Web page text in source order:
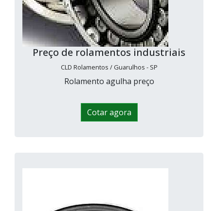
Preço de rolamentos industriais
CLD Rolamentos / Guarulhos - SP
Rolamento agulha preço
Cotar agora